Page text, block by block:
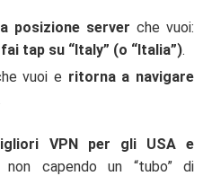
posizione server che vuoi:
tap su “Italy” (o “Italia”).
vuoi e ritorna a navigare
VPN per gli USA e
capendo un “tubo” di